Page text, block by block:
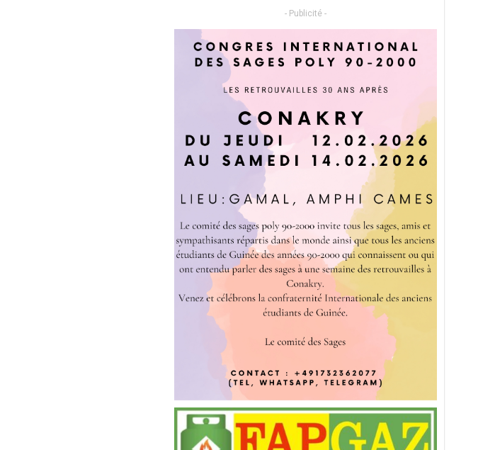
- Publicité -